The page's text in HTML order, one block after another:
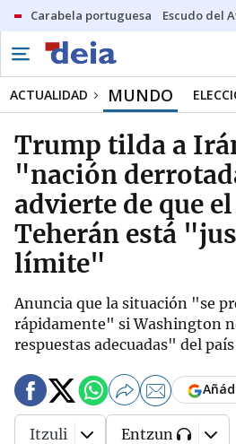
Carabela portuguesa Escudo del
ACTUALIDAD MUNDO
Trump tilda a
"nación
advierte de que
Teherán está
límite"
Anuncia que la situación "se
rápidamente" si Washington
respuestas adecuadas" del
Itzuli Entzun